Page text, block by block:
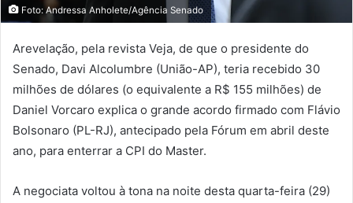
Foto: Andressa Anholete/Agência Senado
Arevelação, pela revista Veja, de que o presidente do
Senado, Davi Alcolumbre (União-AP), teria recebido 30
milhões de dólares (o equivalente a R$ 155 milhões) de
Daniel Vorcaro explica o grande acordo firmado com Flávio
Bolsonaro (PL-RJ), antecipado pela Fórum em abril deste
ano, para enterrar a CPI do Master.
A negociata voltou à tona na noite desta quarta-feira (29)